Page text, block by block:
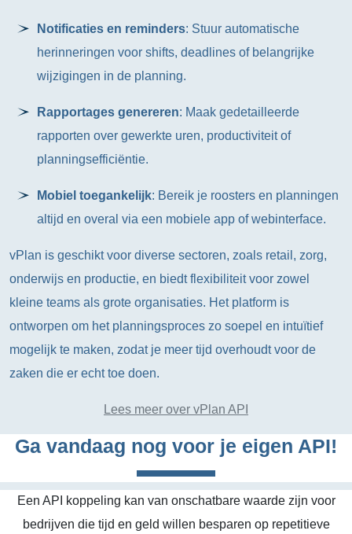
Notificaties en reminders: Stuur automatische
herinneringen voor shifts, deadlines of belangrijke
wijzigingen in de planning.
Rapportages genereren: Maak gedetailleerde
rapporten over gewerkte uren, productiviteit of
planningsefficiëntie.
Mobiel toegankelijk: Bereik je roosters en planningen
altijd en overal via een mobiele app of webinterface.
vPlan is geschikt voor diverse sectoren, zoals retail, zorg,
onderwijs en productie, en biedt flexibiliteit voor zowel
kleine teams als grote organisaties. Het platform is
ontworpen om het planningsproces zo soepel en intuïtief
mogelijk te maken, zodat je meer tijd overhoudt voor de
zaken die er echt toe doen.
Lees meer over vPlan API
Ga vandaag nog voor je eigen API!
Een API koppeling kan van onschatbare waarde zijn voor
bedrijven die tijd en geld willen besparen op repetitieve